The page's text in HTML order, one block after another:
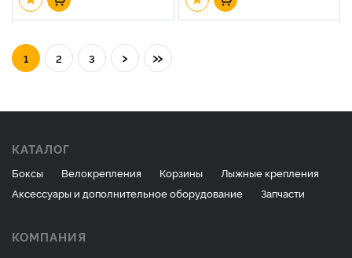
1 2 3 › »
КАТАЛОГ
Боксы Велокрепления Корзины
Лыжные крепления
Аксессуары и дополнительное оборудование
Запчасти
КОМПАНИЯ